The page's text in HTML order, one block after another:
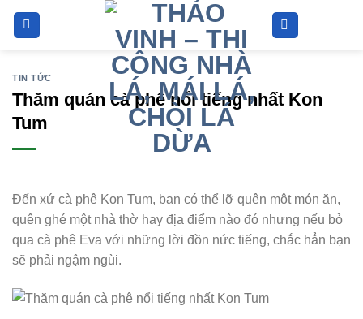
Bỏ
nội
TIN TỨC
Thăm quán cà phê nổi tiếng nhất Kon
Tum
Đến xứ cà phê Kon Tum, bạn có thể lỡ quên một món ăn,
quên ghé một nhà thờ hay địa điểm nào đó nhưng nếu bỏ
qua cà phê Eva với những lời đồn nức tiếng, chắc hẳn bạn
sẽ phải ngậm ngùi.